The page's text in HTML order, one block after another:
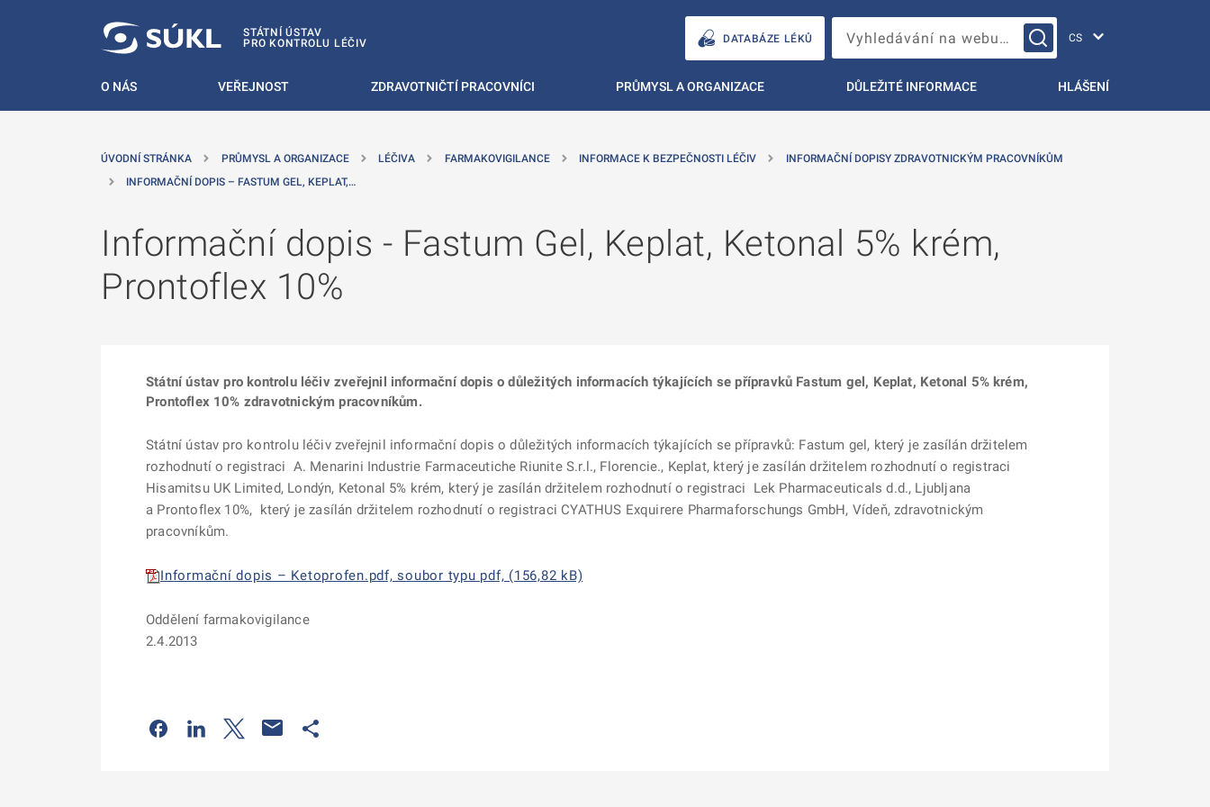
STÁTNÍ ÚSTAV
PRO KONTROLU LÉČIV
DATABÁZE LÉKŮ Vyhledávání na webu…
O NÁS VEŘEJNOST ZDRAVOTNIČTÍ PRACOVNÍCI PRŮMYSL A ORGANIZACE DŮLEŽITÉ INFORMACE HLÁŠENÍ
ÚVODNÍ STRÁNKA PRŮMYSL A ORGANIZACE LÉČIVA FARMAKOVIGILANCE INFORMACE K BEZPEČNOSTI LÉČIV
INFORMAČNÍ DOPISY ZDRAVOTNICKÝM PRACOVNÍKŮM
INFORMAČNÍ DOPIS – FASTUM GEL, KEPLAT,…
Informační dopis - Fastum Gel, Keplat, Ketonal 5% krém,
Prontoflex 10%
Státní ústav pro kontrolu léčiv zveřejnil informační dopis o důležitých informacích týkajících se přípravků Fastum gel, Keplat, Ketonal 5% krém,
Prontoflex 10% zdravotnickým pracovníkům.
Státní ústav pro kontrolu léčiv zveřejnil informační dopis o důležitých informacích týkajících se přípravků: Fastum gel, který je zasílán držitelem
rozhodnutí o registraci A. Menarini Industrie Farmaceutiche Riunite S.r.l., Florencie., Keplat, který je zasílán držitelem rozhodnutí o registraci
Hisamitsu UK Limited, Londýn, Ketonal 5% krém, který je zasílán držitelem rozhodnutí o registraci Lek Pharmaceuticals d.d., Ljubljana
a Prontoflex 10%, který je zasílán držitelem rozhodnutí o registraci CYATHUS Exquirere Pharmaforschungs GmbH, Vídeň,zdravotnickým
pracovníkům.
Informační dopis – Ketoprofen.pdf, soubor typu pdf, (156,82 kB)
Oddělení farmakovigilance
2.4.2013
Odkaz se otevře na nové kartě
Odkaz se otevře na nové kartě
Odkaz se otevře na nové kartě